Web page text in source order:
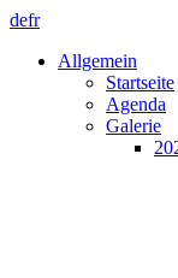
defr
Allgemein
Startseite
Agenda
Galerie